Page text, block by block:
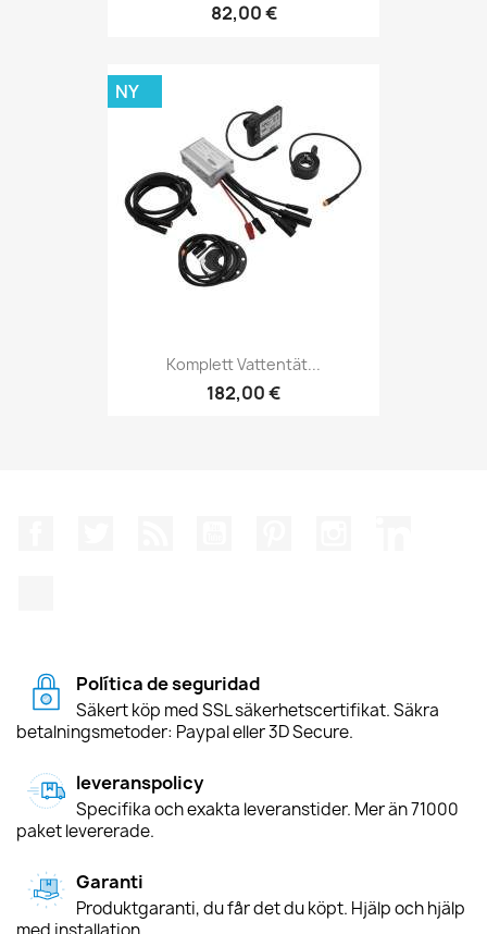
82,00 €
Komplett Vattentät...
182,00 €
NY
Política de seguridad
Säkert köp med SSL säkerhetscertifikat. Säkra
betalningsmetoder: Paypal eller 3D Secure.
leveranspolicy
Specifika och exakta leveranstider. Mer än 71000
paket levererade.
Garanti
Produktgaranti, du får det du köpt. Hjälp och hjälp